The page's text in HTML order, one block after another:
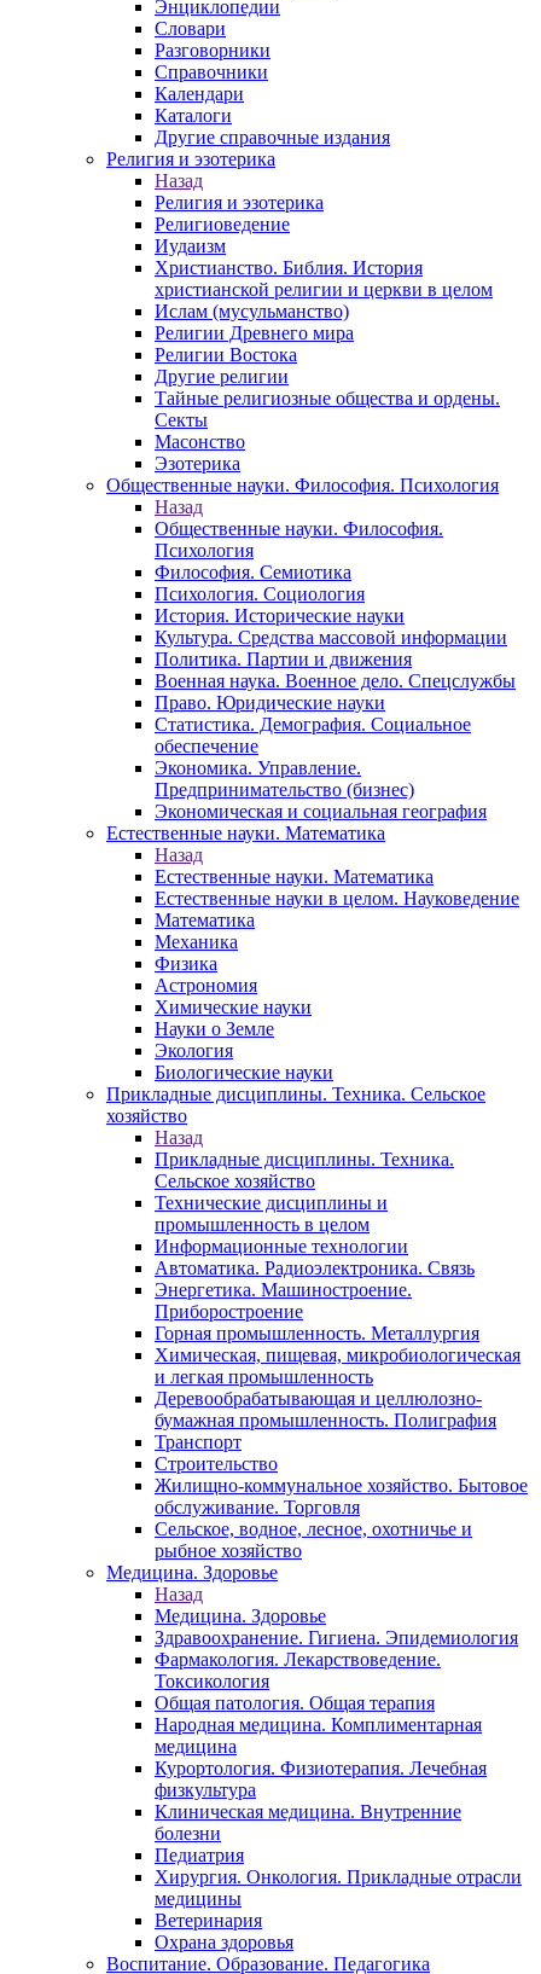
Энциклопедии
Словари
Разговорники
Справочники
Календари
Каталоги
Другие справочные издания
Религия и эзотерика
Назад
Религия и эзотерика
Религиоведение
Иудаизм
Христианство. Библия. История
христианской религии и церкви в целом
Ислам (мусульманство)
Религии Древнего мира
Религии Востока
Другие религии
Тайные религиозные общества и ордены.
Секты
Масонство
Эзотерика
Общественные науки. Философия. Психология
Назад
Общественные науки. Философия.
Психология
Философия. Семиотика
Психология. Социология
История. Исторические науки
Культура. Средства массовой информации
Политика. Партии и движения
Военная наука. Военное дело. Спецслужбы
Право. Юридические науки
Статистика. Демография. Социальное
обеспечение
Экономика. Управление.
Предпринимательство (бизнес)
Экономическая и социальная география
Естественные науки. Математика
Назад
Естественные науки. Математика
Естественные науки в целом. Науковедение
Математика
Механика
Физика
Астрономия
Химические науки
Науки о Земле
Экология
Биологические науки
Прикладные дисциплины. Техника. Сельское
хозяйство
Назад
Прикладные дисциплины. Техника.
Сельское хозяйство
Технические дисциплины и
промышленность в целом
Информационные технологии
Автоматика. Радиоэлектроника. Связь
Энергетика. Машиностроение.
Приборостроение
Горная промышленность. Металлургия
Химическая, пищевая, микробиологическая
и легкая промышленность
Деревообрабатывающая и целлюлозно-
бумажная промышленность. Полиграфия
Транспорт
Строительство
Жилищно-коммунальное хозяйство. Бытовое
обслуживание. Торговля
Сельское, водное, лесное, охотничье и
рыбное хозяйство
Медицина. Здоровье
Назад
Медицина. Здоровье
Здравоохранение. Гигиена. Эпидемиология
Фармакология. Лекарствоведение.
Токсикология
Общая патология. Общая терапия
Народная медицина. Комплиментарная
медицина
Курортология. Физиотерапия. Лечебная
физкультура
Клиническая медицина. Внутренние
болезни
Педиатрия
Хирургия. Онкология. Прикладные отрасли
медицины
Ветеринария
Охрана здоровья
Воспитание. Образование. Педагогика